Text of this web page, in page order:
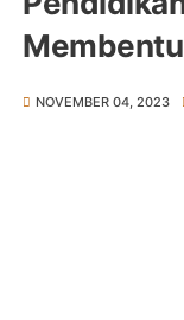
NOVEMBER 04, 2023